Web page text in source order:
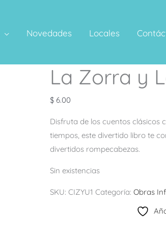
Novedades Locales
La Zorra y
$ 6.00
Disfruta de los cuentos clásicos
tiempos, este divertido libro te
divertidos rompecabezas.
Sin existencias
SKU: CIZYU1 Categoría: Obras